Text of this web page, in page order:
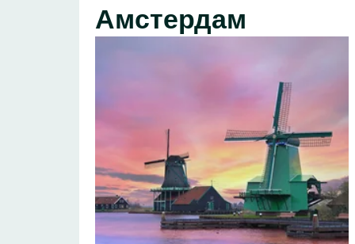
Амстердам